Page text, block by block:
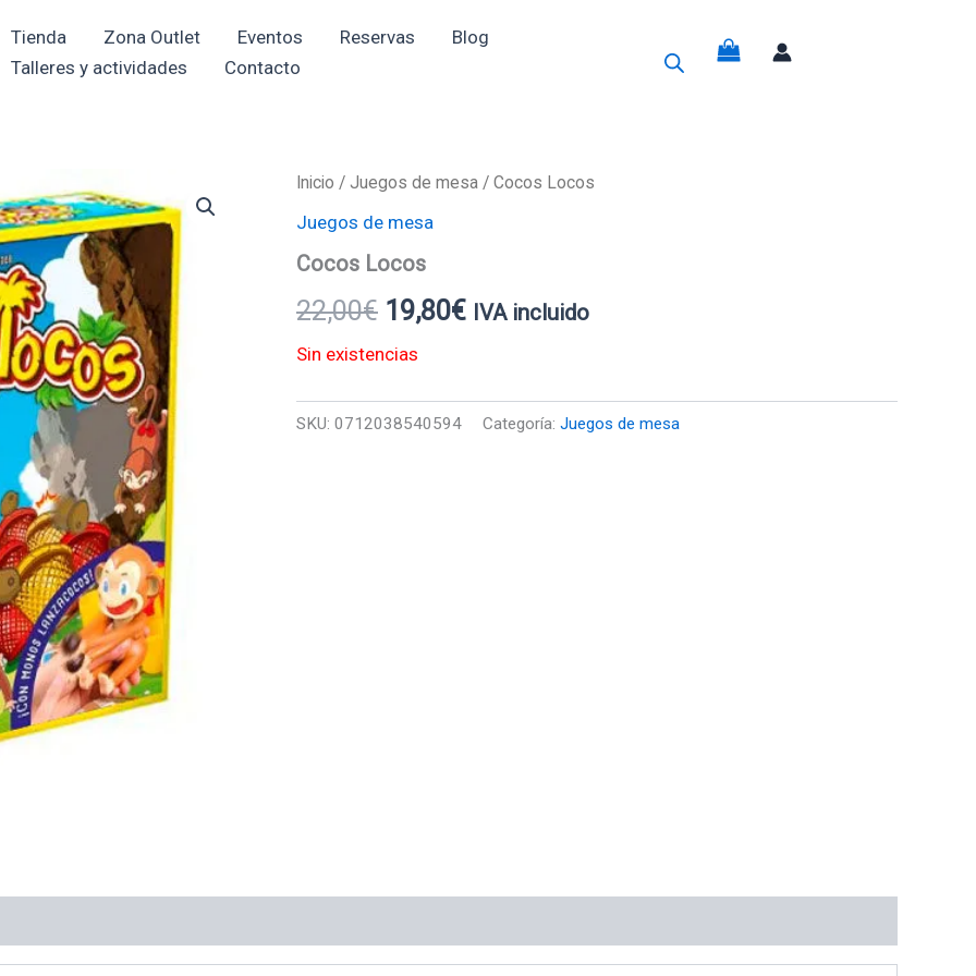
Tienda Zona Outlet Eventos Reservas
Blog
Talleres y actividades
Contacto
Inicio / Juegos de mesa / Cocos Locos
Juegos de mesa
Cocos Locos
22,00€
El
precio
original
era:
19,80€
El
es:
IVA incluido
Sin existencias
SKU: 0712038540594 Categoría: Juegos de mesa